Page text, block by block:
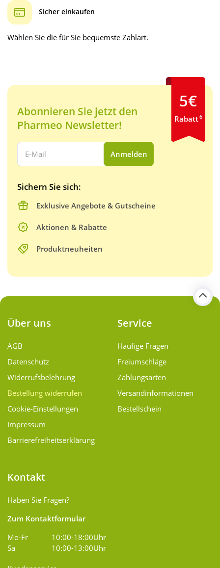
Sicher einkaufen
Wählen Sie die für Sie bequemste Zahlart.
Abonnieren Sie jetzt den
Pharmeo Newsletter!
Ihre E-Mail Adresse:
Anmelden
Sichern Sie sich:
Exklusive Angebote & Gutscheine
Aktionen & Rabatte
Produktneuheiten
5€
Rabatt6
Über uns
AGB
Datenschutz
Widerrufsbelehrung
Bestellung widerrufen
Cookie-Einstellungen
Impressum
Barrierefreiheitserklärung
Service
Häufige Fragen
Freiumschläge
Zahlungsarten
Versand­informationen
Bestellschein
Kontakt
Haben Sie Fragen?
Zum Kontaktformular
Mo-Fr
10:00-18:00Uhr
Sa
10:00-13:00Uhr